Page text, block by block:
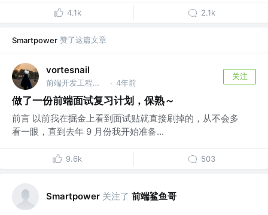
4.1k 2.1k
Smartpower 赞了这篇文章
vortesnail
前端开发工程师 @emm · 4年前
关注
做了一份前端面试复习计划，保熟～
前言 以前我在掘金上看到面试贴就直接刷掉的，从不会多
看一眼，直到去年 9 月份我开始准备...
9.6k 503
Smartpower 关注了 前端鲨鱼哥